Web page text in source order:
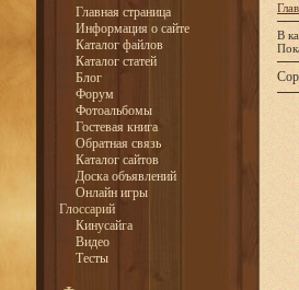
Главная страница
Информация о сайте
Каталог файлов
Каталог статей
Блог
Форум
Фотоальбомы
Гостевая книга
Обратная связь
Каталог сайтов
Доска объявлений
Онлайн игры
Глоссарий
Кинусайга
Видео
Тесты
В